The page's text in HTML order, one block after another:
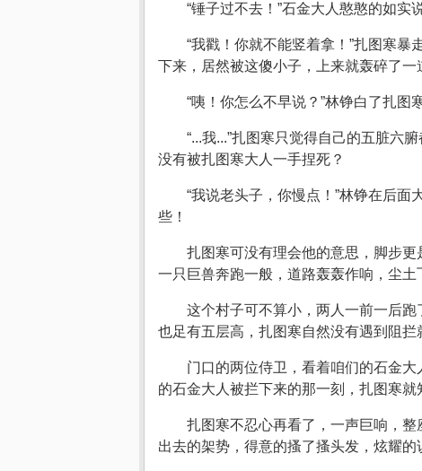
“锤子过不去！”石金大人憨憨的如实
“我戳！你就不能竖着拿！”扎图寒
下来，居然被这傻小子，上来就轰碎了一
“咦！你怎么不早说？”林铮白了扎图
“...我...”扎图寒只觉得自己的五脏六
没有被扎图寒大人一手捏死？
“我说老头子，你慢点！”林铮在后
些！
扎图寒可没有理会他的意思，脚步
一只巨兽奔跑一般，道路轰轰作响，尘土
这个村子可不算小，两人一前一后
也足有五层高，扎图寒自然没有遇到阻
门口的两位侍卫，看着咱们的石金
的石金大人被拦下来的那一刻，扎图寒
扎图寒不忍心再看了，一声巨响，
出去的架势，得意的搔了搔头发，炫耀的